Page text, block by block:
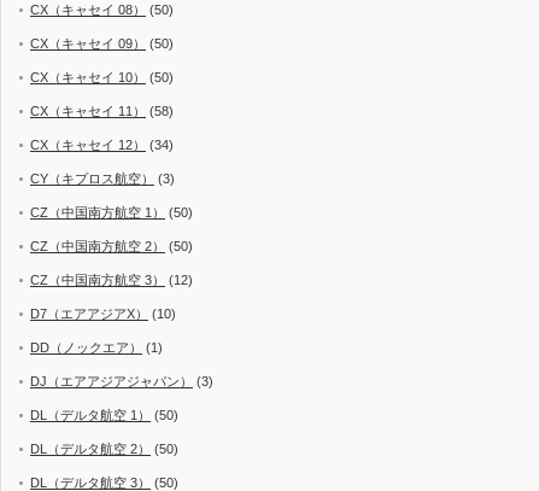
CX（キャセイ 08） (50)
CX（キャセイ 09） (50)
CX（キャセイ 10） (50)
CX（キャセイ 11） (58)
CX（キャセイ 12） (34)
CY（キプロス航空） (3)
CZ（中国南方航空 1） (50)
CZ（中国南方航空 2） (50)
CZ（中国南方航空 3） (12)
D7（エアアジアX） (10)
DD（ノックエア） (1)
DJ（エアアジアジャパン） (3)
DL（デルタ航空 1） (50)
DL（デルタ航空 2） (50)
DL（デルタ航空 3） (50)